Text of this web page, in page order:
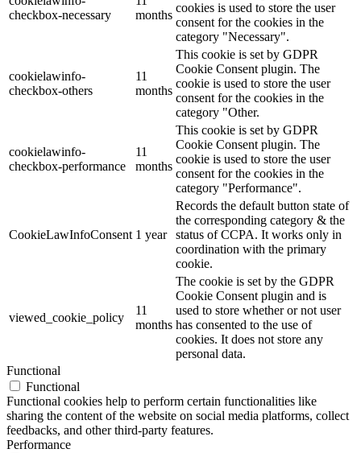
checkbox-necessary
months
cookies is used to store the user
consent for the cookies in the
category "Necessary".
cookielawinfo-
checkbox-others
11
months
This cookie is set by GDPR
Cookie Consent plugin. The
cookie is used to store the user
consent for the cookies in the
category "Other.
cookielawinfo-
checkbox-performance
11
months
This cookie is set by GDPR
Cookie Consent plugin. The
cookie is used to store the user
consent for the cookies in the
category "Performance".
CookieLawInfoConsent 1 year
Records the default button state of
the corresponding category & the
status of CCPA. It works only in
coordination with the primary
cookie.
viewed_cookie_policy
11
months
The cookie is set by the GDPR
Cookie Consent plugin and is
used to store whether or not user
has consented to the use of
cookies. It does not store any
personal data.
Functional
Functional
Functional cookies help to perform certain functionalities like
sharing the content of the website on social media platforms, collect
feedbacks, and other third-party features.
Performance